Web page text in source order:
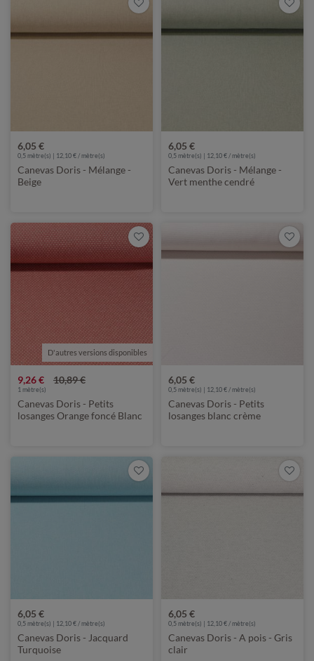
6,05 €
0,5 mètre(s) | 12,10 € / mètre(s)
Canevas Doris - Mélange -
Beige
6,05 €
0,5 mètre(s) | 12,10 € / mètre(s)
Canevas Doris - Mélange -
Vert menthe cendré
D'autres versions disponibles
9,26 € 10,89 €
1 mètre(s)
Canevas Doris - Petits
losanges Orange foncé Blanc
6,05 €
0,5 mètre(s) | 12,10 € / mètre(s)
Canevas Doris - Petits
losanges blanc crème
6,05 €
0,5 mètre(s) | 12,10 € / mètre(s)
Canevas Doris - Jacquard
Turquoise
6,05 €
0,5 mètre(s) | 12,10 € / mètre(s)
Canevas Doris - A pois - Gris
clair